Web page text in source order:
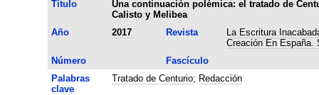
Título
Una continuación polémica: el tratado de
Calisto y Melibea
Año
2017 Revista
La Escritura
Creación En España.
Número
Fascículo
Palabras
clave
Tratado de Centurio; Redacción